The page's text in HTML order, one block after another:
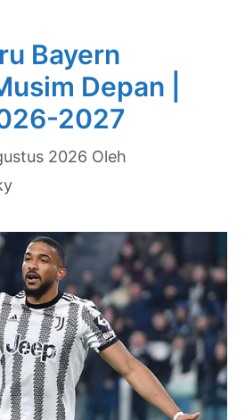
Bayern
Depan |
2027
2026 Oleh